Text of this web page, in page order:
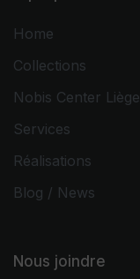
Home
Collections
Nobis Center Liège
Services
Réalisations
Blog / News
Nous joindre